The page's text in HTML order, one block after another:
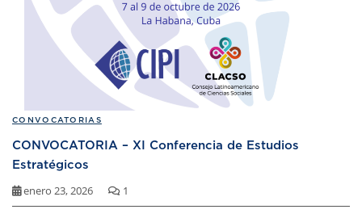
CONVOCATORIAS
CONVOCATORIA – XI Conferencia de Estudios
Estratégicos
enero 23, 2026 1